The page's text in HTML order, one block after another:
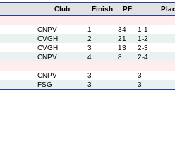
Club Finish PF
CNPV 1 34 1-1
CVGH 2 21 1-2
CVGH 3 13 2-3
CNPV 4 8 2-4
CNPV 3 3
FSG 3 3